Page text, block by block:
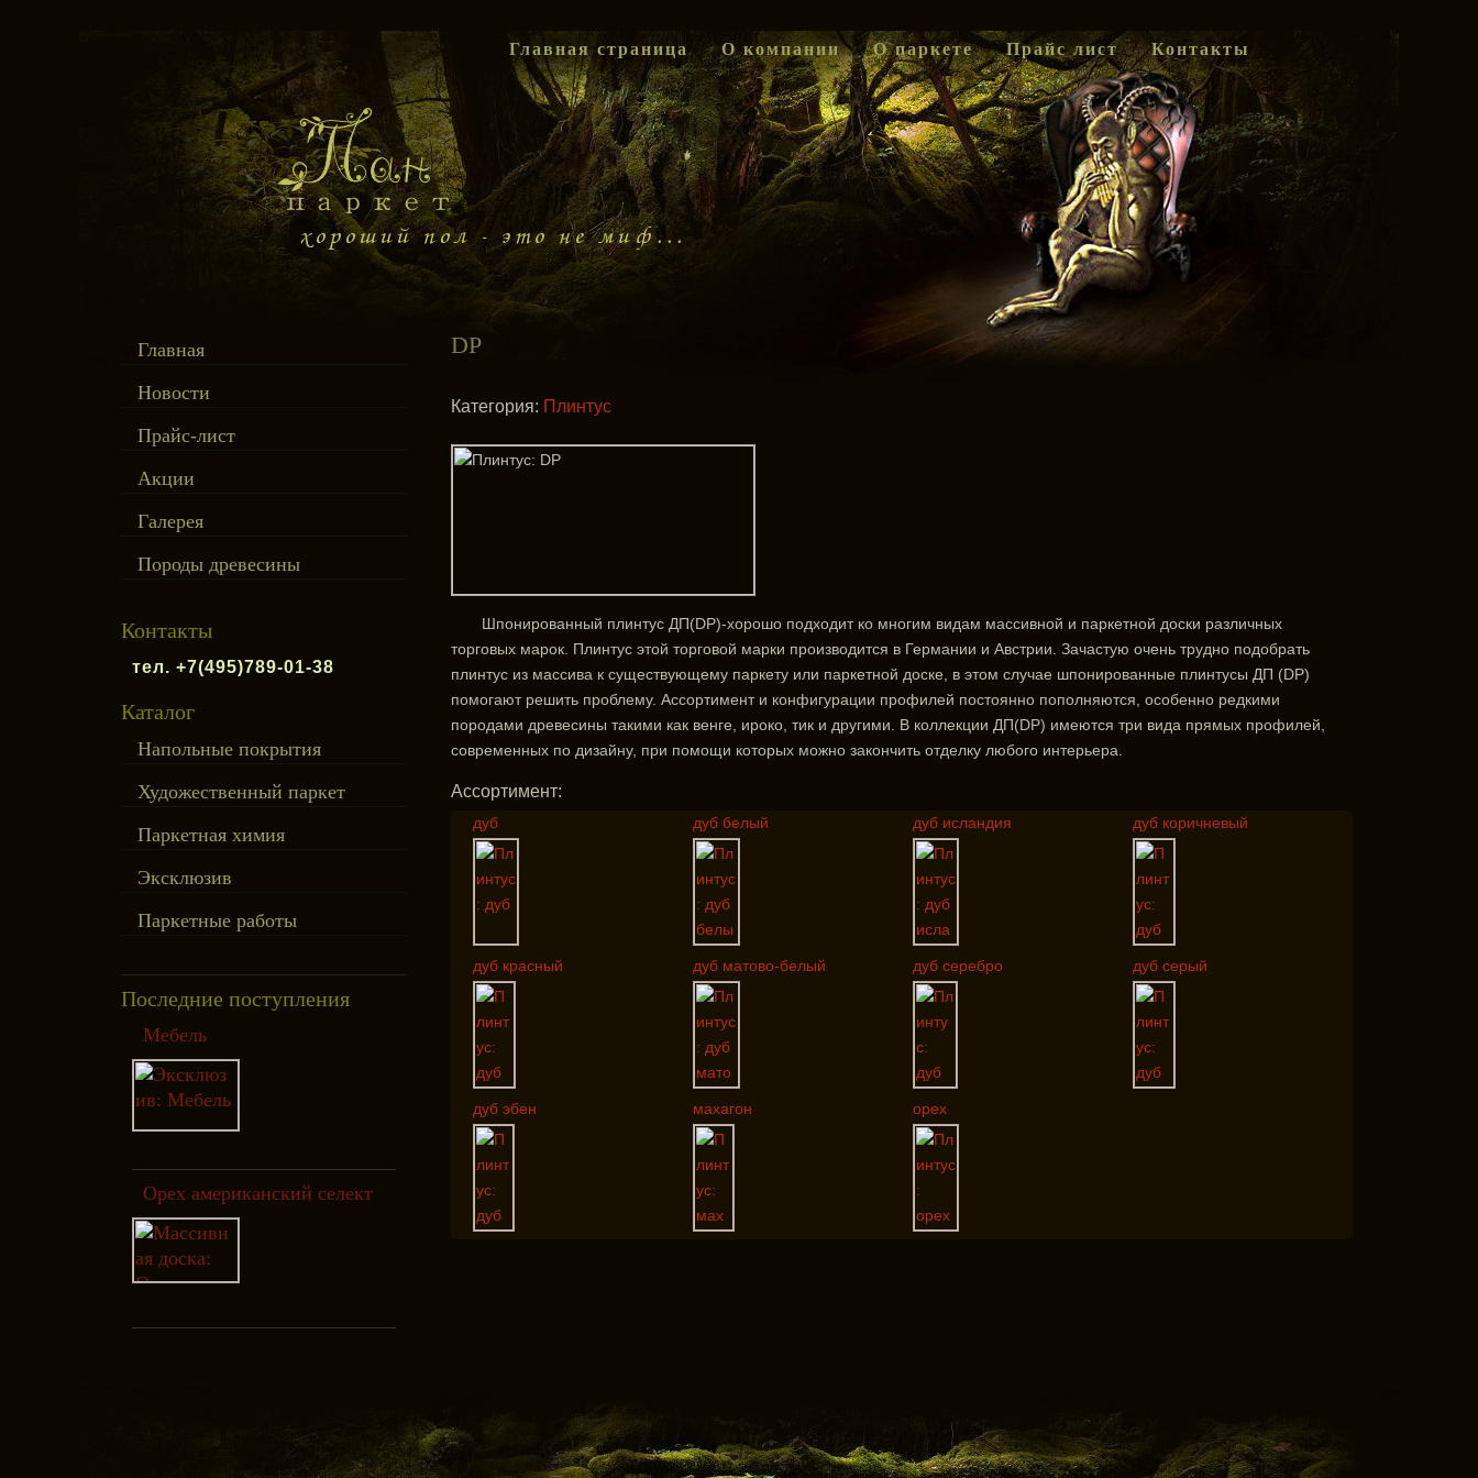
Главная страница О компании О паркете Прайс лист Контакты
Главная
Новости
Прайс-лист
Акции
Галерея
Породы древесины
Контакты
тел. +7(495)789-01-38
Каталог
Напольные покрытия
Художественный паркет
Паркетная химия
Эксклюзив
Паркетные работы
Последние поступления
Мебель
Орех американский селект
DP
Категория: Плинтус
Шпонированный плинтус ДП(DP)-хорошо подходит ко многим видам массивной и паркетной доски различных
торговых марок. Плинтус этой торговой марки производится в Германии и Австрии. Зачастую очень трудно подобрать
плинтус из массива к существующему паркету или паркетной доске, в этом случае шпонированные плинтусы ДП (DP)
помогают решить проблему. Ассортимент и конфигурации профилей постоянно пополняются, особенно редкими
породами древесины такими как венге, ироко, тик и другими. В коллекции ДП(DP) имеются три вида прямых профилей,
современных по дизайну, при помощи которых можно закончить отделку любого интерьера.
Ассортимент:
дуб дуб белый дуб исландия дуб коричневый
дуб красный дуб матово-белый дуб серебро дуб серый
дуб эбен махагон орех